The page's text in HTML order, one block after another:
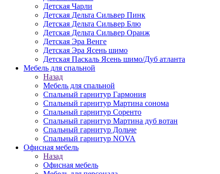
Детская Чарли
Детская Дельта Сильвер Пинк
Детская Дельта Сильвер Блю
Детская Дельта Сильвер Оранж
Детская Эра Венге
Детская Эра Ясень шимо
Детская Паскаль Ясень шимо/Дуб атланта
Мебель для спальной
Назад
Мебель для спальной
Спальный гарнитур Гармония
Спальный гарнитур Мартина сонома
Спальный гарнитур Соренто
Спальный гарнитур Мартина дуб вотан
Спальный гарнитур Дольче
Спальный гарнитур NOVA
Офисная мебель
Назад
Офисная мебель